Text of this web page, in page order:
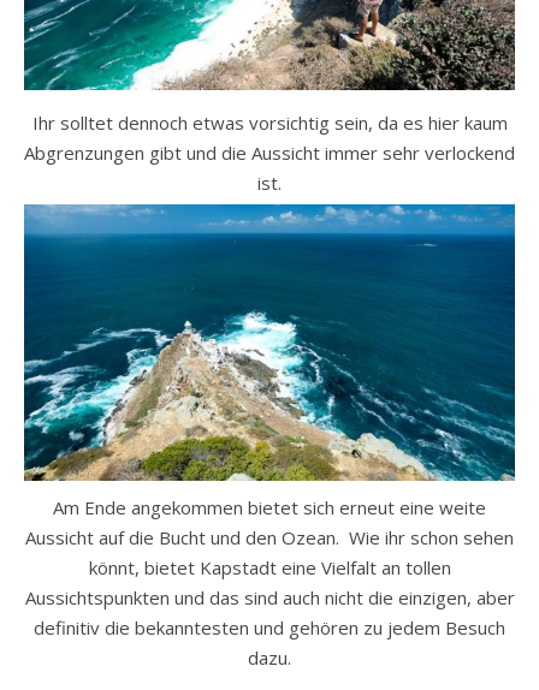
Ihr solltet dennoch etwas vorsichtig sein, da es hier kaum
Abgrenzungen gibt und die Aussicht immer sehr verlockend
ist.
Am Ende angekommen bietet sich erneut eine weite
Aussicht auf die Bucht und den Ozean. Wie ihr schon sehen
könnt, bietet Kapstadt eine Vielfalt an tollen
Aussichtspunkten und das sind auch nicht die einzigen, aber
definitiv die bekanntesten und gehören zu jedem Besuch
dazu.